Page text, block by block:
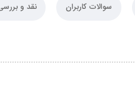
سوالات کاربران نقد و